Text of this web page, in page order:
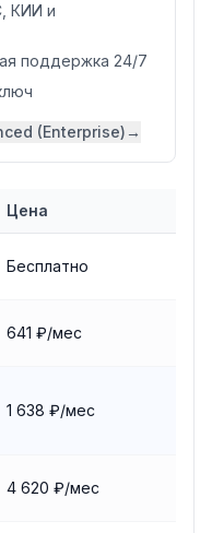
КИИ и
поддержка 24/7
(Enterprise)→
Цена
Бесплатно
641 ₽/мес
1 638 ₽/мес
4 620 ₽/мес